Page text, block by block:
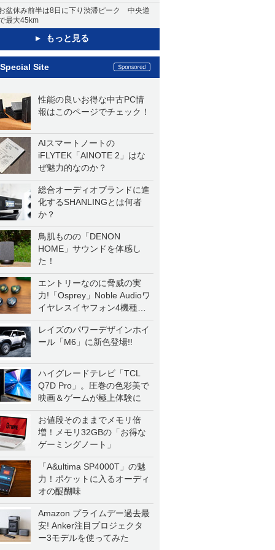
盆休み前半は8日に下り渋滞ピーク 中央道
最大45km
もっと見る
Special Site
性能の良いお得な中古PC情
報はこのページでチェック！
AIスマートノートの
iFLYTEK「AINOTE 2」はな
ぜ魅力的なのか？
総合オーディオブランドに進
化するSHANLINGとは何者
か？
鳥肌ものの「DENON
HOME」サウンドを体感し
た！
エントリーなのに脅威の実
力!「Osprey」Noble Audioワ
イヤレスイヤフォン4機種を
一気に聴く
レイズのパワーデザインホイ
ール「M6」に新色登場!!
ハイグレードテレビ「TCL
Q7D Pro」。圧巻の色彩美で
映画＆ゲームが極上体験に
お値段そのままでメモリ倍
増！メモリ32GBの「お得な
ゲーミングノート」
「A&ultima SP4000T」の魅
力！ポケットに入るオーディ
オの醍醐味
Amazon プライムデー過去最
安! Anker注目プロジェクタ
ー3モデルを使ってみた